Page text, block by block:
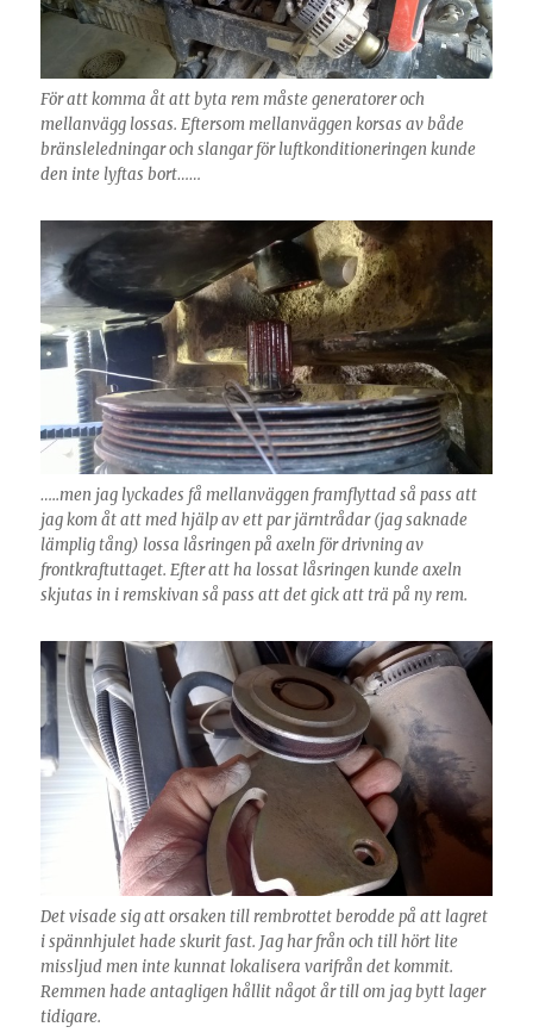
För att komma åt att byta rem måste generatorer och
mellanvägg lossas. Eftersom mellanväggen korsas av både
bränsleledningar och slangar för luftkonditioneringen kunde
den inte lyftas bort……
…..men jag lyckades få mellanväggen framflyttad så pass att
jag kom åt att med hjälp av ett par järntrådar (jag saknade
lämplig tång) lossa låsringen på axeln för drivning av
frontkraftuttaget. Efter att ha lossat låsringen kunde axeln
skjutas in i remskivan så pass att det gick att trä på ny rem.
Det visade sig att orsaken till rembrottet berodde på att lagret
i spännhjulet hade skurit fast. Jag har från och till hört lite
missljud men inte kunnat lokalisera varifrån det kommit.
Remmen hade antagligen hållit något år till om jag bytt lager
tidigare.